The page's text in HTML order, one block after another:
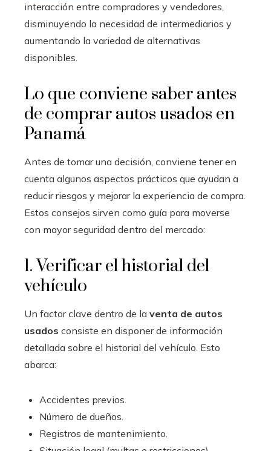
interacción entre compradores y vendedores,
disminuyendo la necesidad de intermediarios y
aumentando la variedad de alternativas
disponibles.
Lo que conviene saber antes
de comprar autos usados en
Panamá
Antes de tomar una decisión, conviene tener en
cuenta algunos aspectos prácticos que ayudan a
reducir riesgos y mejorar la experiencia de compra.
Estos consejos sirven como guía para moverse
con mayor seguridad dentro del mercado:
1. Verificar el historial del
vehículo
Un factor clave dentro de la venta de autos
usados consiste en disponer de información
detallada sobre el historial del vehículo. Esto
abarca:
Accidentes previos.
Número de dueños.
Registros de mantenimiento.